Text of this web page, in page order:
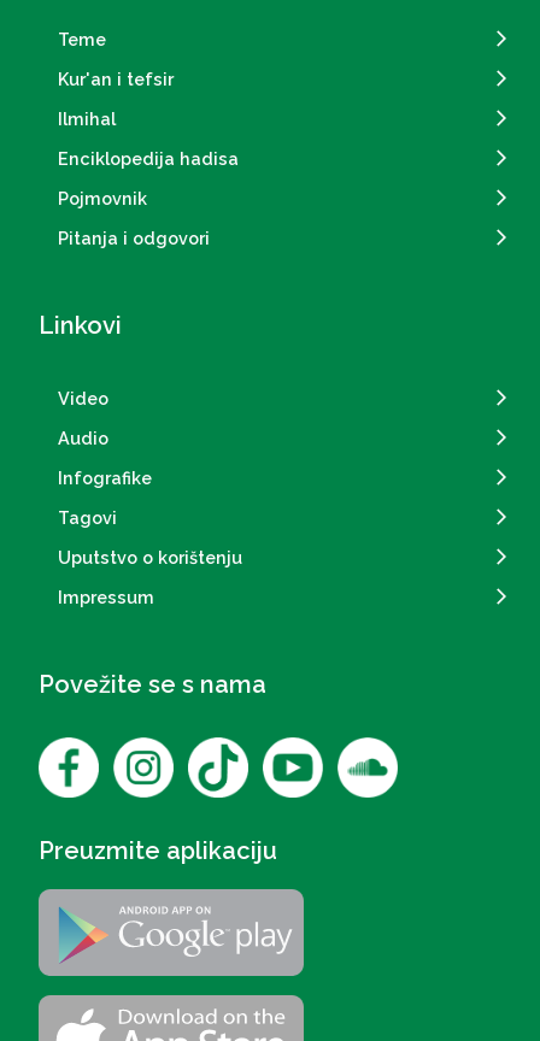
Teme
Kur'an i tefsir
Ilmihal
Enciklopedija hadisa
Pojmovnik
Pitanja i odgovori
Linkovi
Video
Audio
Infografike
Tagovi
Uputstvo o korištenju
Impressum
Povežite se s nama
Preuzmite aplikaciju